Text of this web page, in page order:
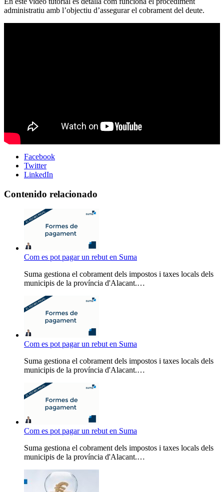
administratiu amb l’objectiu d’assegurar el cobrament del deute.
Facebook
Twitter
LinkedIn
Contenido relacionado
Com es pot pagar un rebut en Suma
Suma gestiona el cobrament dels impostos i taxes locals dels
municipis de la província d'Alacant.…
Com es pot pagar un rebut en Suma
Suma gestiona el cobrament dels impostos i taxes locals dels
municipis de la província d'Alacant.…
Com es pot pagar un rebut en Suma
Suma gestiona el cobrament dels impostos i taxes locals dels
municipis de la província d'Alacant.…